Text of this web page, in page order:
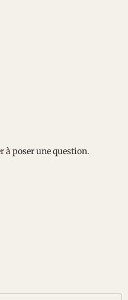
à poser une question.